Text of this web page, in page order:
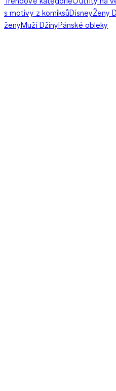
s motivy z komiksůDisneyŽeny
ženyMuži DžínyPánské obleky